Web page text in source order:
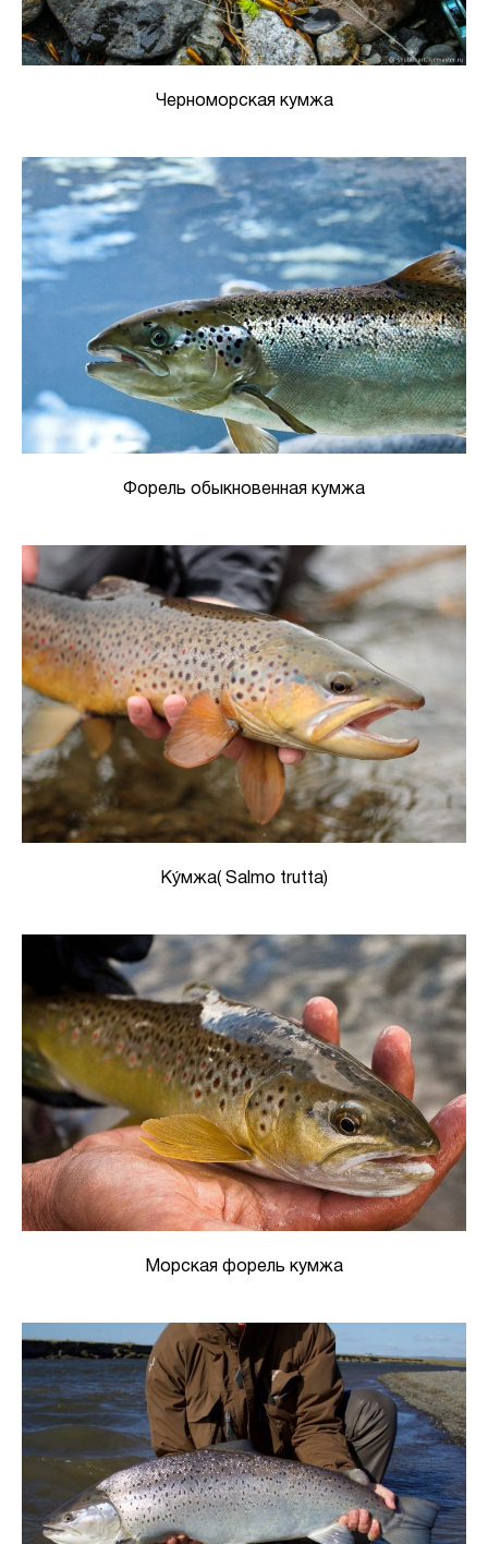
Черноморская кумжа
Форель обыкновенная кумжа
Ку́мжа( Salmo trutta)
Морская форель кумжа